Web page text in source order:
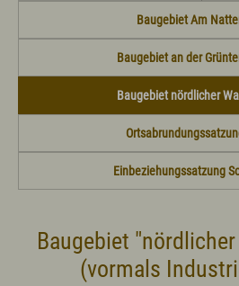
Wahlen
Ansprechpartner(in)
Bücherei
Einwohnermeldeamt, Passamt
Kasse
Marktamt
Standesamt
Steueramt
Baugebiet Am
Baugebiet an der
Baugebiet nördlicher
Einbeziehungssatzung
Baugebiet
(vormals